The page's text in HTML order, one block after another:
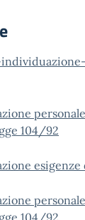
104/92
104/92